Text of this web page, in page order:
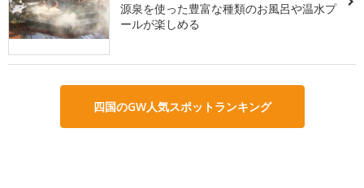
源泉を使った豊富な種類のお風呂や温水プ
ールが楽しめる
四国のGW人気スポットランキング